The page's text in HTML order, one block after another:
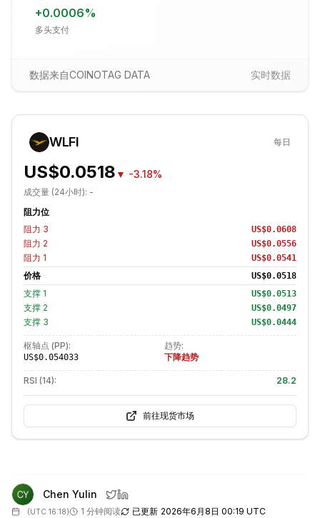
+0.0006%
多头支付
数据来自COINOTAG DATA 实时数据
WLFI 每日
US$0.0518 ▼ -3.18%
成交量 (24小时): -
阻力位
阻力 3 US$0.0608
阻力 2 US$0.0556
阻力 1 US$0.0541
价格 US$0.0518
支撑 1 US$0.0513
支撑 2 US$0.0497
支撑 3 US$0.0444
枢轴点 (PP):
US$0.054033
趋势:
下降趋势
RSI (14): 28.2
前往现货市场
Chen Yulin
(UTC 16:18) 1 分钟阅读 已更新 2026年6月8日 00:19 UTC